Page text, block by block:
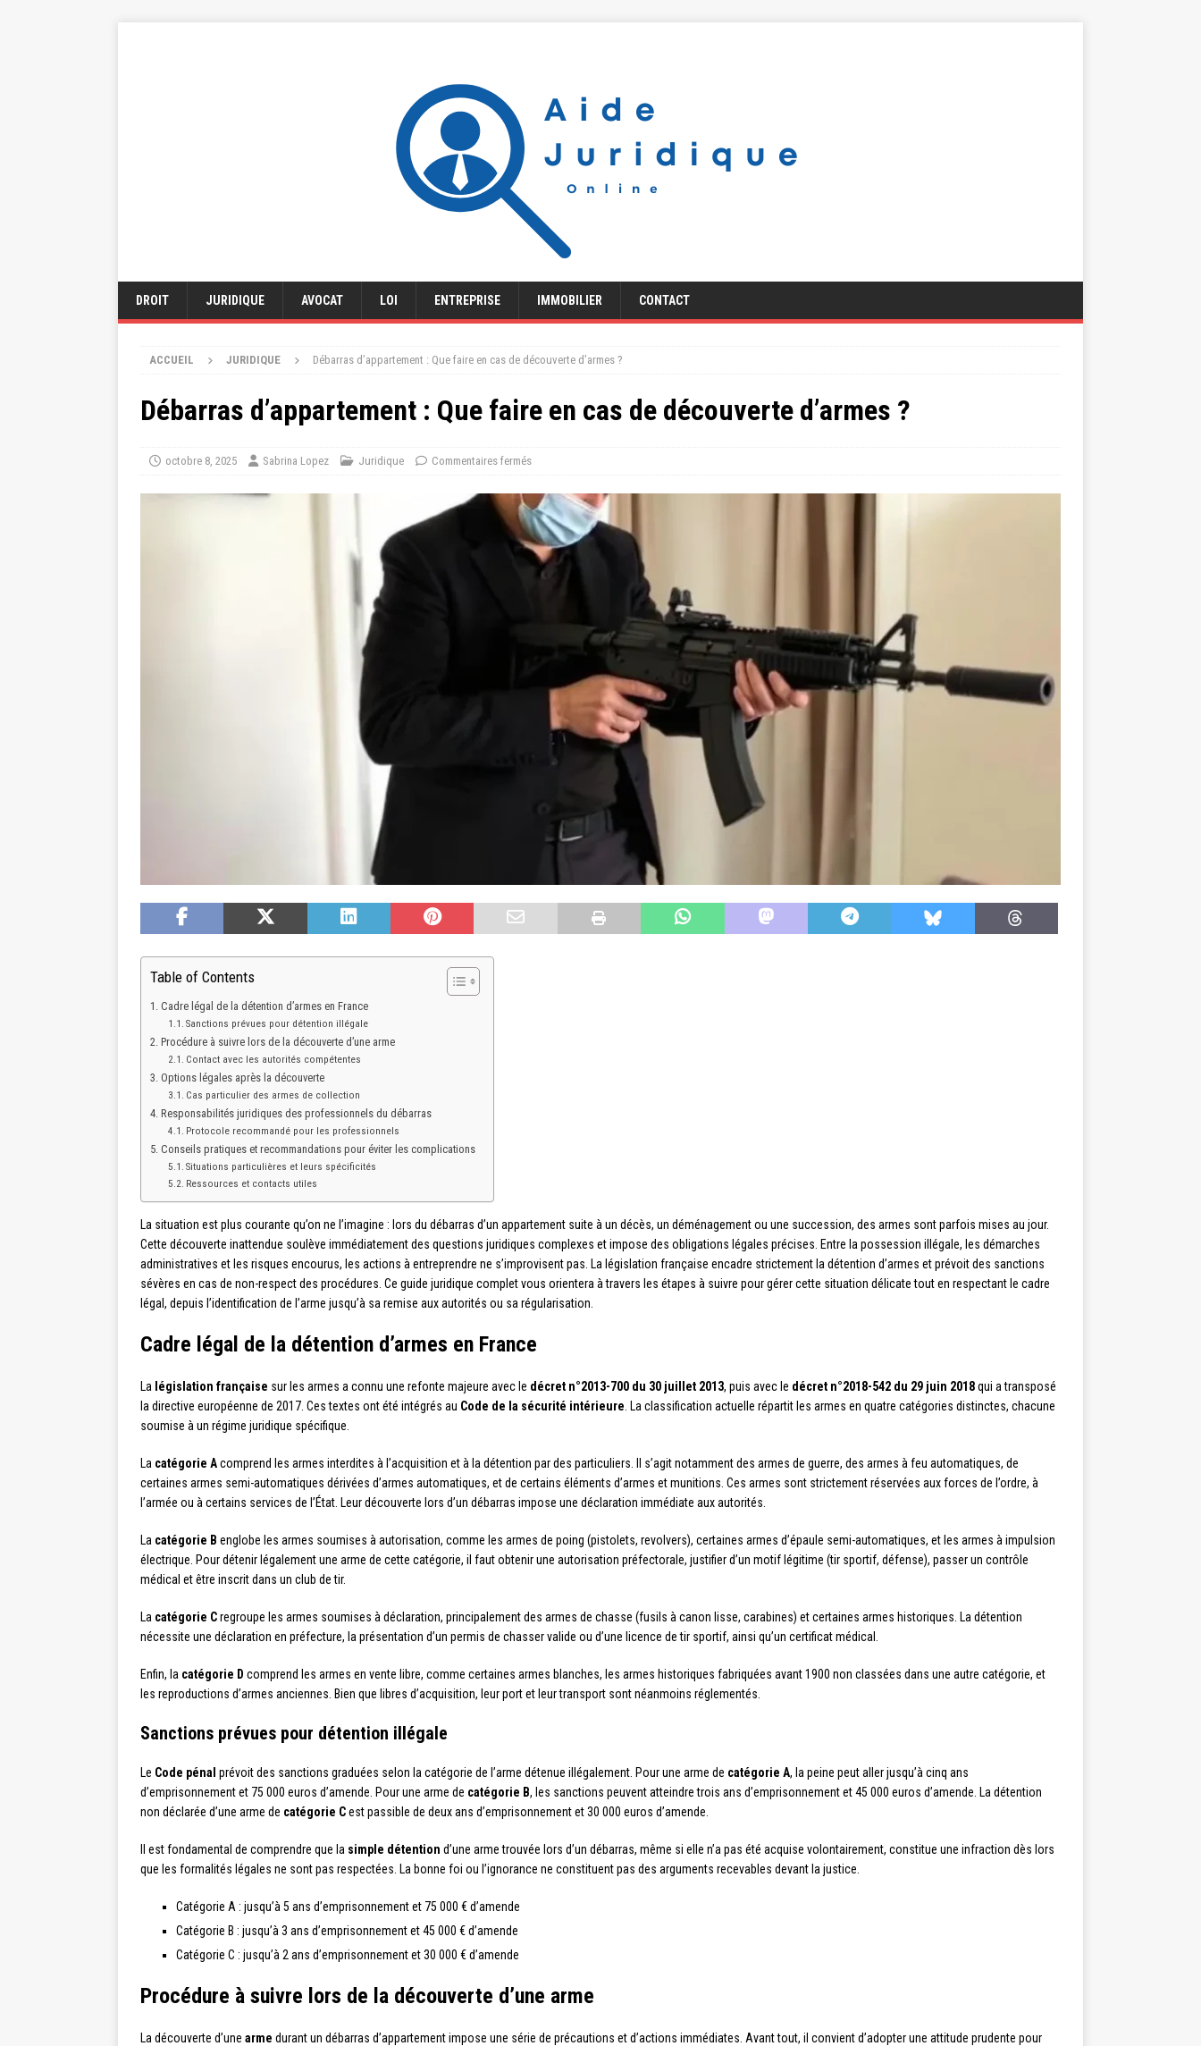
DROIT JURIDIQUE AVOCAT LOI ENTREPRISE IMMOBILIER CONTACT
ACCUEIL JURIDIQUE Débarras d’appartement : Que faire en cas de découverte d’armes ?
Débarras d’appartement : Que faire en cas de découverte d’armes ?
octobre 8, 2025 Sabrina Lopez Juridique Commentaires fermés
Table of Contents
Cadre légal de la détention d’armes en France
Sanctions prévues pour détention illégale
Procédure à suivre lors de la découverte d’une arme
Contact avec les autorités compétentes
Options légales après la découverte
Cas particulier des armes de collection
Responsabilités juridiques des professionnels du débarras
Protocole recommandé pour les professionnels
Conseils pratiques et recommandations pour éviter les complications
Situations particulières et leurs spécificités
Ressources et contacts utiles
La situation est plus courante qu’on ne l’imagine : lors du débarras d’un appartement suite à un décès, un déménagement ou une succession, des armes sont parfois mises au jour.
Cette découverte inattendue soulève immédiatement des questions juridiques complexes et impose des obligations légales précises. Entre la possession illégale, les démarches
administratives et les risques encourus, les actions à entreprendre ne s’improvisent pas. La législation française encadre strictement la détention d’armes et prévoit des sanctions
sévères en cas de non-respect des procédures. Ce guide juridique complet vous orientera à travers les étapes à suivre pour gérer cette situation délicate tout en respectant le cadre
légal, depuis l’identification de l’arme jusqu’à sa remise aux autorités ou sa régularisation.
Cadre légal de la détention d’armes en France
La législation française sur les armes a connu une refonte majeure avec le décret n°2013-700 du 30 juillet 2013, puis avec le décret n°2018-542 du 29 juin 2018qui a transposé
la directive européenne de 2017. Ces textes ont été intégrés au Code de la sécurité intérieure . La classification actuelle répartit les armes en quatre catégories distinctes, chacune
soumise à un régime juridique spécifique.
La catégorie Acomprend les armes interdites à l’acquisition et à la détention par des particuliers. Il s’agit notamment des armes de guerre, des armes à feu automatiques, de
certaines armes semi-automatiques dérivées d’armes automatiques, et de certains éléments d’armes et munitions. Ces armes sont strictement réservées aux forces de l’ordre, à
l’armée ou à certains services de l’État. Leur découverte lors d’un débarras impose une déclaration immédiate aux autorités.
La catégorie B englobe les armes soumises à autorisation, comme les armes de poing (pistolets, revolvers), certaines armes d’épaule semi-automatiques, et les armes à impulsion
électrique. Pour détenir légalement une arme de cette catégorie, il faut obtenir une autorisation préfectorale, justifier d’un motif légitime (tir sportif, défense), passer un contrôle
médical et être inscrit dans un club de tir.
La catégorie Cregroupe les armes soumises à déclaration, principalement des armes de chasse (fusils à canon lisse, carabines) et certaines armes historiques. La détention
nécessite une déclaration en préfecture, la présentation d’un permis de chasser valide ou d’une licence de tir sportif, ainsi qu’un certificat médical.
Enfin, la catégorie D comprend les armes en vente libre, comme certaines armes blanches, les armes historiques fabriquées avant 1900 non classées dans une autre catégorie, et
les reproductions d’armes anciennes. Bien que libres d’acquisition, leur port et leur transport sont néanmoins réglementés.
Sanctions prévues pour détention illégale
Le Code pénal prévoit des sanctions graduées selon la catégorie de l’arme détenue illégalement. Pour une arme de catégorie A, la peine peut aller jusqu’à cinq ans
d’emprisonnement et 75 000 euros d’amende. Pour une arme de catégorie B, les sanctions peuvent atteindre trois ans d’emprisonnement et 45 000 euros d’amende. La détention
non déclarée d’une arme de catégorie Cest passible de deux ans d’emprisonnement et 30 000 euros d’amende.
Il est fondamental de comprendre que la simple détention d’une arme trouvée lors d’un débarras, même si elle n’a pas été acquise volontairement, constitue une infraction dès lors
que les formalités légales ne sont pas respectées. La bonne foi ou l’ignorance ne constituent pas des arguments recevables devant la justice.
Catégorie A : jusqu’à 5 ans d’emprisonnement et 75 000 € d’amende
Catégorie B : jusqu’à 3 ans d’emprisonnement et 45 000 € d’amende
Catégorie C : jusqu’à 2 ans d’emprisonnement et 30 000 € d’amende
Procédure à suivre lors de la découverte d’une arme
La découverte d’une arme durant un débarras d’appartement impose une série de précautions et d’actions immédiates. Avant tout, il convient d’adopter une attitude prudente pour